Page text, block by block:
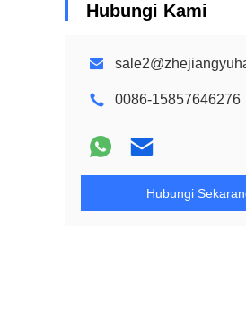
Hubungi Kami
0086-15857646276
Hubungi